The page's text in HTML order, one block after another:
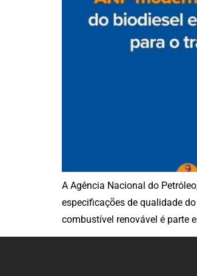
A Agência Nacional do
especificações de qualidade
combustível renovável é parte